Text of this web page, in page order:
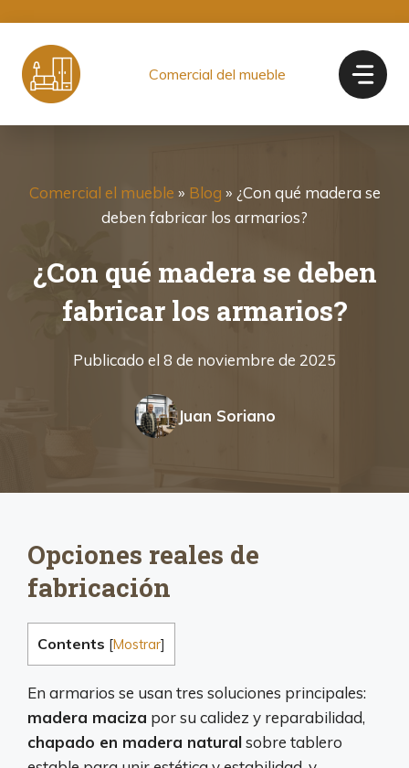
contenido
Comercial del mueble
Comercial el mueble » Blog » ¿Con qué madera se
deben fabricar los armarios?
¿Con qué madera se deben
fabricar los armarios?
Publicado el 8 de noviembre de 2025
Juan Soriano
Opciones reales de
fabricación
Contents [Mostrar]
En armarios se usan tres soluciones principales:
madera maciza por su calidez y reparabilidad,
chapado en madera naturalsobre tablero